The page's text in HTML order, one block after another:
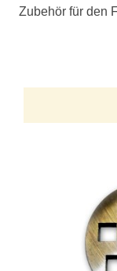
Zubehör für den